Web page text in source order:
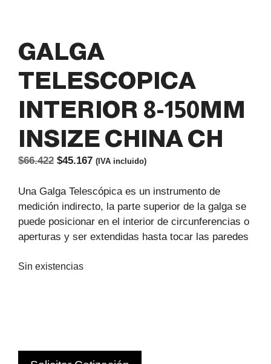
GALGA
TELESCOPICA
INTERIOR 8-150MM
INSIZE CHINA CH
$66.422 El
original
era:
$66.422.
$45.167El
actual
es:
$45.167.
(IVA incluido)
Una Galga Telescópica es un instrumento de
medición indirecto, la parte superior de la galga se
puede posicionar en el interior de circunferencias o
aperturas y ser extendidas hasta tocar las paredes
Sin existencias